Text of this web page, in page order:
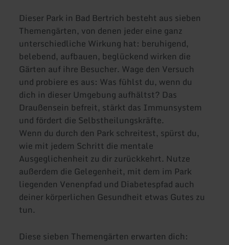
Dieser Park in Bad Bertrich besteht aus sieben
Themengärten, von denen jeder eine ganz
unterschiedliche Wirkung hat: beruhigend,
belebend, aufbauen, beglückend wirken die
Gärten auf ihre Besucher. Wage den Versuch
und probiere es aus: Was fühlst du, wenn du
dich in dieser Umgebung aufhältst? Das
Draußensein befreit, stärkt das Immunsystem
und fördert die Selbstheilungskräfte.
Wenn du durch den Park schreitest, spürst du,
wie mit jedem Schritt die mentale
Ausgeglichenheit zu dir zurückkehrt. Nutze
außerdem die Gelegenheit, mit dem im Park
liegenden Venenpfad und Diabetespfad auch
deiner körperlichen Gesundheit etwas Gutes zu
tun.
Diese sieben Themengärten erwarten dich: